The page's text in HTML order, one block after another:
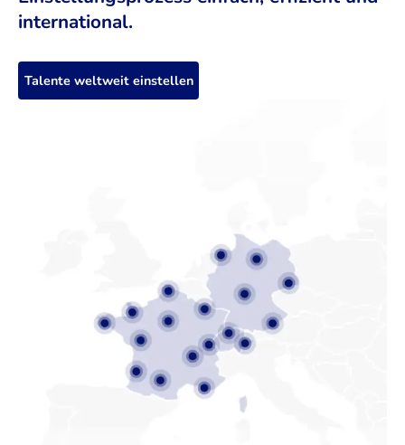
international.
Talente weltweit einstellen